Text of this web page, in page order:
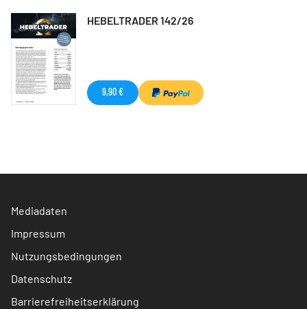
HEBELTRADER 142/26
9,90 €
Mediadaten
Impressum
Nutzungsbedingungen
Datenschutz
Barrierefreiheitserklärung